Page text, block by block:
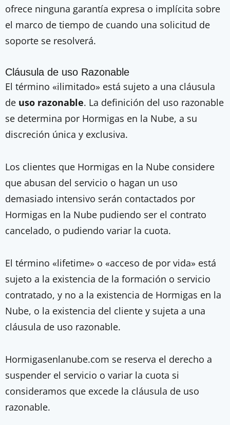
ofrece ninguna garantía expresa o implícita sobre
el marco de tiempo de cuando una solicitud de
soporte se resolverá.
Cláusula de uso Razonable
El término «ilimitado» está sujeto a una cláusula
de uso razonable. La definición del uso razonable
se determina por Hormigas en la Nube, a su
discreción única y exclusiva.
Los clientes que Hormigas en la Nube considere
que abusan del servicio o hagan un uso
demasiado intensivo serán contactados por
Hormigas en la Nube pudiendo ser el contrato
cancelado, o pudiendo variar la cuota.
El término «lifetime» o «acceso de por vida» está
sujeto a la existencia de la formación o servicio
contratado, y no a la existencia de Hormigas en la
Nube, o la existencia del cliente y sujeta a una
cláusula de uso razonable.
Hormigasenlanube.com se reserva el derecho a
suspender el servicio o variar la cuota si
consideramos que excede la cláusula de uso
razonable.